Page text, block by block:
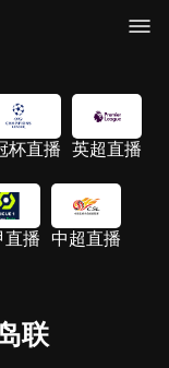
杯直播 英超直播
直播 中超直播
联